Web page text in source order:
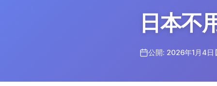
日本不
公開: 2026年1月4日